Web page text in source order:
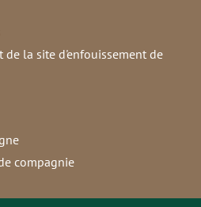
de la site d'enfouissement de
compagnie